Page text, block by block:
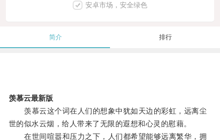
安卓市场，安全绿色
简介 排行
羡慕云最新版
羡慕云这个词在人们的想象中犹如天边的彩虹，远离尘
世的似水云烟，给人带来了无限的遐想和心灵的慰藉。
在世间喧嚣和压力之下，人们都希望能够远离繁华，拥